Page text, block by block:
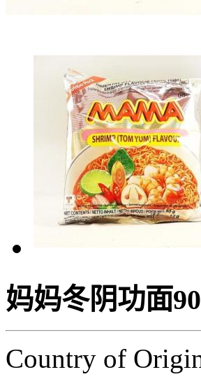
妈妈冬阴功面
Country of